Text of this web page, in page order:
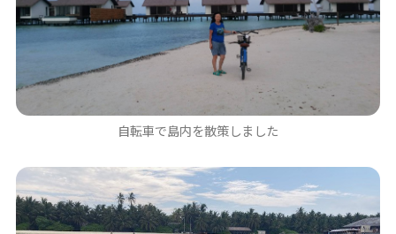
自転車で島内を散策しました